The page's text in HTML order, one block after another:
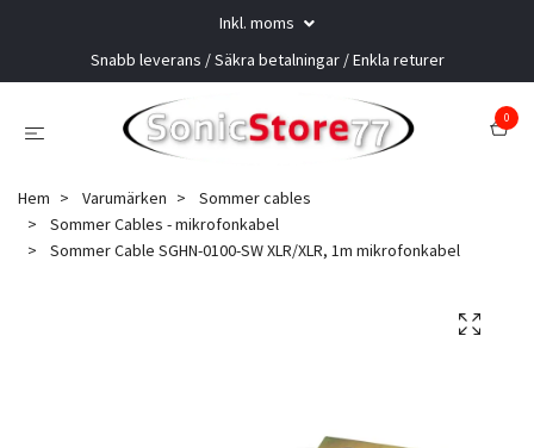
Inkl. moms
Snabb leverans / Säkra betalningar / Enkla returer
0
Hem Varumärken
Sommer cables
Sommer Cables - mikrofonkabel
Sommer Cable SGHN-0100-SW XLR/XLR, 1m mikrofonkabel